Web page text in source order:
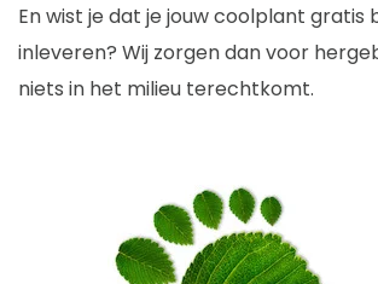
En wist je dat je jouw coolplant gratis
inleveren? Wij zorgen dan voor
niets in het milieu terechtkomt.